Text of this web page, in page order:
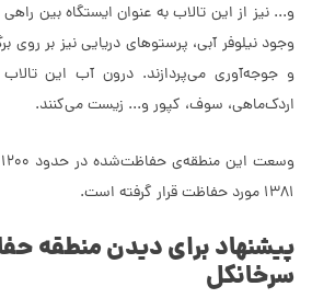
و... نیز از این تالاب به عنوان ایستگاه بین
وجود نیلوفر آبی، پرستوهای دریایی نیز بر روی
و جوجه‌آوری می‌پردازند. درون آب این
اردک‌ماهی، سوف، کپور و... زیست می‌کنند.
1381 مورد حفاظت قرار گرفته است.
پیشنهاد برای دیدن منطقه
سرخانکل